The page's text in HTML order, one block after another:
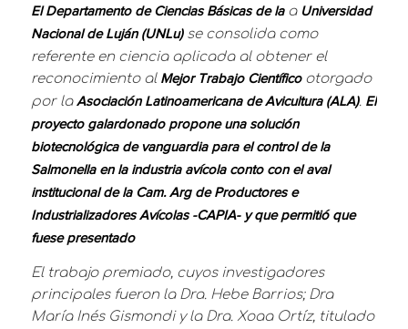
El Departamento de Ciencias Básicas de la a Universidad
Nacional de Luján (UNLu)se consolida como
referente en ciencia aplicada al obtener el
reconocimiento al Mejor Trabajo Científicootorgado
por la Asociación Latinoamericana de Avicultura (ALA). El
proyecto galardonado propone una solución
biotecnológica de vanguardia para el control de la
Salmonella en la industria avícola conto con el aval
institucional de la Cam. Arg de Productores e
Industrializadores Avícolas -CAPIA- y que permitió que
fuese presentado
El trabajo premiado, cuyos investigadores
principales fueron la Dra. Hebe Barrios; Dra
María Inés Gismondi y la Dra. Xoaa Ortíz, titulado